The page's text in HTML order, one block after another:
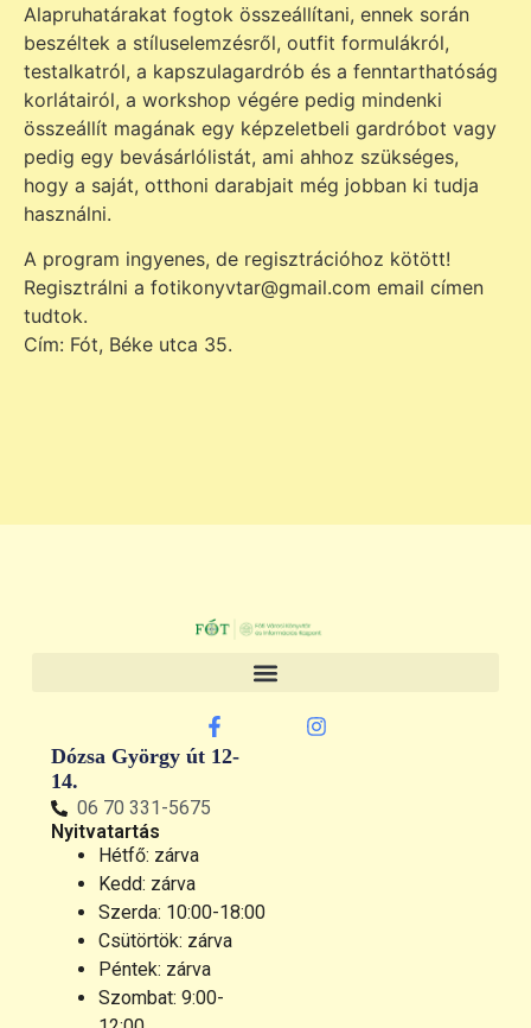
Alapruhatárakat fogtok összeállítani, ennek során
beszéltek a stíluselemzésről, outfit formulákról,
testalkatról, a kapszulagardrób és a fenntarthatóság
korlátairól, a workshop végére pedig mindenki
összeállít magának egy képzeletbeli gardróbot vagy
pedig egy bevásárlólistát, ami ahhoz szükséges,
hogy a saját, otthoni darabjait még jobban ki tudja
használni.
A program ingyenes, de regisztrációhoz kötött!
Regisztrálni a fotikonyvtar@gmail.com email címen
tudtok.
Cím: Fót, Béke utca 35.
Dózsa György út 12-
14.
06 70 331-5675
Nyitvatartás
Hétfő: zárva
Kedd: zárva
Szerda: 10:00-18:00
Csütörtök: zárva
Péntek: zárva
Szombat: 9:00-